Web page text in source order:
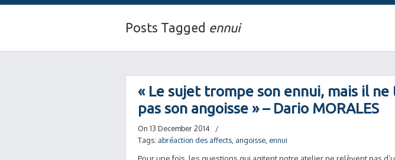
Posts Tagged ennui
« Le sujet trompe son ennui, mais il
pas son angoisse » – Dario MORALES
On 13 December 2014
/
Tags: abréaction des affects angoisse ennui